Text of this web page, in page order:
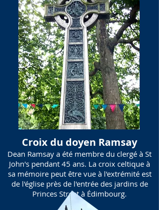
Croix du doyen Ramsay
Dean Ramsay a été membre du clergé à St
John's pendant 45 ans. La croix celtique à
sa mémoire peut être vue à l'extrémité est
de l'église près de l'entrée des jardins de
Princes Street à Édimbourg.